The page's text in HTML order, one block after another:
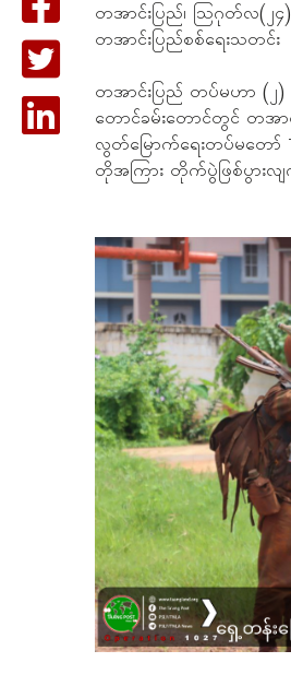
တအာင်းပြည်၊ သြဂုတ်လ(၂
တအာင်းပြည်စစ်ရေးသတင်း
တအာင်းပြည် တပ်မဟာ (၂)
တောင်ခမ်းတောင်တွင် တအာင်
လွတ်မြောက်ရေးတပ်မတော်
တိုအကြား တိုက်ပွဲဖြစ်ပွား